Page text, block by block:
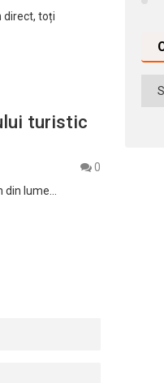
direct, toți
turistic
0
lume…